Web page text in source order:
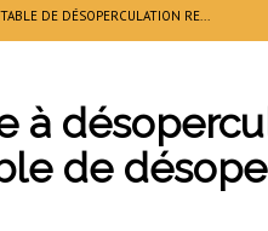
DE DÉSOPERCULATION RE...
à
de